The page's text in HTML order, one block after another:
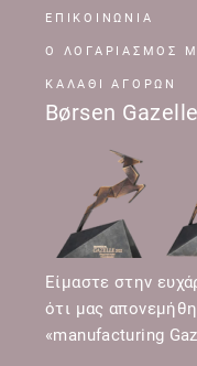
ΕΠΙΚΟΙΝΩΝΊΑ
Ο ΛΟΓΑΡΙΑΣΜΌΣ
ΚΑΛΆΘΙ ΑΓΟΡΏΝ
Børsen
Είμαστε στην
ότι μας
«manufacturing